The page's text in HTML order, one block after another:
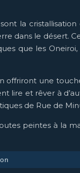
sont la
dans le désert.
que les
offriront une
lire et rêver à
de Rue de
peintes à la